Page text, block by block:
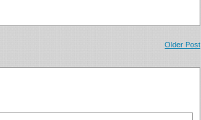
Older Post